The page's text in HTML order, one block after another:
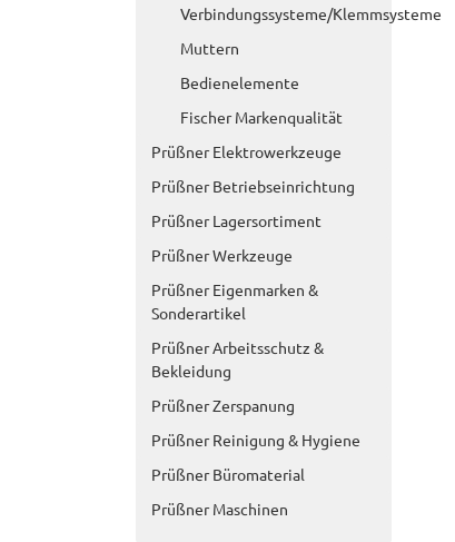
Verbindungssysteme/Klemmsysteme
Muttern
Bedienelemente
Fischer Markenqualität
Prüßner Elektrowerkzeuge
Prüßner Betriebseinrichtung
Prüßner Lagersortiment
Prüßner Werkzeuge
Prüßner Eigenmarken &
Sonderartikel
Prüßner Arbeitsschutz &
Bekleidung
Prüßner Zerspanung
Prüßner Reinigung & Hygiene
Prüßner Büromaterial
Prüßner Maschinen